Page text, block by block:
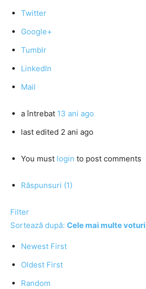
Twitter
Google+
Tumblr
LinkedIn
Mail
a întrebat 13 ani ago
last edited 2 ani ago
You must login to post comments
Răspunsuri (1)
Filter
Sortează după: Cele mai multe voturi
Newest First
Oldest First
Random